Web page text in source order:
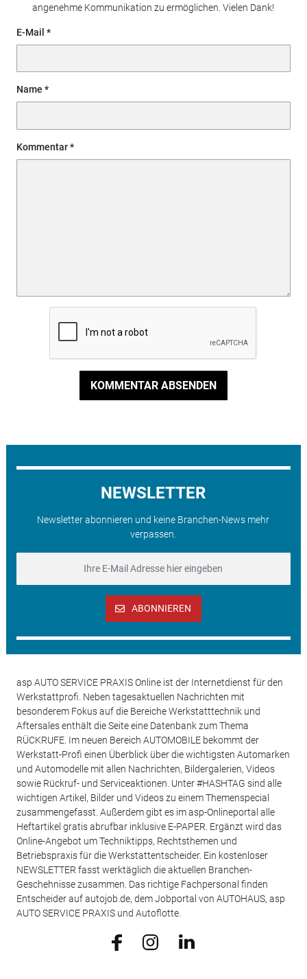
angenehme Kommunikation zu ermöglichen. Vielen Dank!
E-Mail
Name
Kommentar
KOMMENTAR ABSENDEN
NEWSLETTER
Newsletter abonnieren und keine Branchen-News mehr
verpassen.
ABONNIEREN
asp AUTO SERVICE PRAXIS Online ist der Internetdienst für den
Werkstattprofi. Neben tagesaktuellen Nachrichten mit
besonderem Fokus auf die Bereiche Werkstatttechnik und
Aftersales enthält die Seite eine Datenbank zum Thema
RÜCKRUFE. Im neuen Bereich AUTOMOBILE bekommt der
Werkstatt-Profi einen Überblick über die wichtigsten Automarken
und Automodelle mit allen Nachrichten, Bildergalerien, Videos
sowie Rückruf- und Serviceaktionen. Unter #HASHTAG sind alle
wichtigen Artikel, Bilder und Videos zu einem Themenspecial
zusammengefasst. Außerdem gibt es im asp-Onlineportal alle
Heftartikel gratis abrufbar inklusive E-PAPER. Ergänzt wird das
Online-Angebot um Techniktipps, Rechtsthemen und
Betriebspraxis für die Werkstattentscheider. Ein kostenloser
NEWSLETTER fasst werktäglich die aktuellen Branchen-
Geschehnisse zusammen. Das richtige Fachpersonal finden
Entscheider auf autojob.de, dem Jobportal von AUTOHAUS, asp
AUTO SERVICE PRAXIS und Autoflotte.